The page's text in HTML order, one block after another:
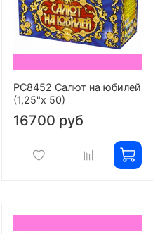
РС8452 Салют на юбилей
(1,25"х 50)
16700 руб